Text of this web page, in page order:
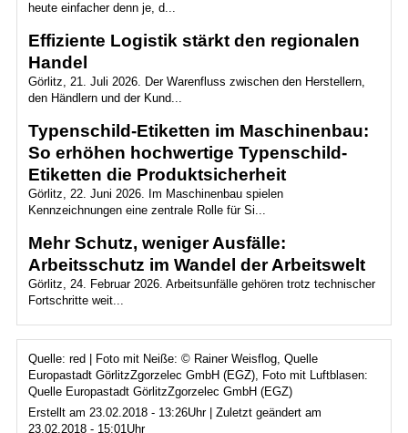
heute einfacher denn je, d...
Effiziente Logistik stärkt den regionalen
Handel
Görlitz, 21. Juli 2026. Der Warenfluss zwischen den Herstellern,
den Händlern und der Kund...
Typenschild-Etiketten im Maschinenbau:
So erhöhen hochwertige Typenschild-
Etiketten die Produktsicherheit
Görlitz, 22. Juni 2026. Im Maschinenbau spielen
Kennzeichnungen eine zentrale Rolle für Si...
Mehr Schutz, weniger Ausfälle:
Arbeitsschutz im Wandel der Arbeitswelt
Görlitz, 24. Februar 2026. Arbeitsunfälle gehören trotz technischer
Fortschritte weit...
Quelle: red | Foto mit Neiße: © Rainer Weisflog, Quelle
Europastadt GörlitzZgorzelec GmbH (EGZ), Foto mit Luftblasen:
Quelle Europastadt GörlitzZgorzelec GmbH (EGZ)
Erstellt am 23.02.2018 - 13:26Uhr | Zuletzt geändert am
23.02.2018 - 15:01Uhr